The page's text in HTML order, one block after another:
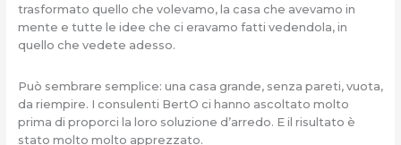
trasformato quello che volevamo, la casa che avevamo in
mente e tutte le idee che ci eravamo fatti vedendola, in
quello che vedete adesso.
Può sembrare semplice: una casa grande, senza pareti, vuota,
da riempire. I consulenti BertO ci hanno ascoltato molto
prima di proporci la loro soluzione d’arredo. E il risultato è
stato molto molto apprezzato.